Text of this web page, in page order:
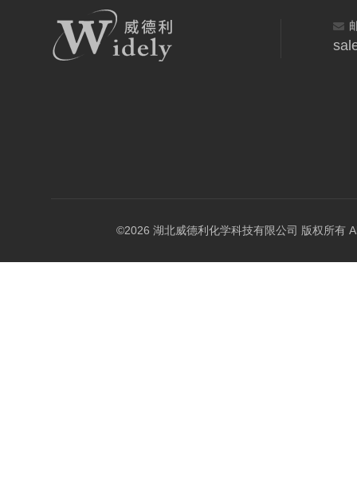
©2026 湖北威德利化学科技有限公司 版权所有